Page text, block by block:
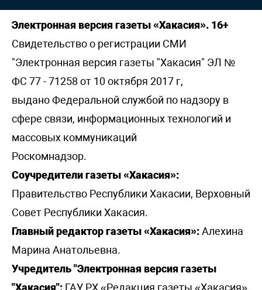
Электронная версия газеты «Хакасия». 16+
Свидетельство о регистрации СМИ
"Электронная версия газеты "Хакасия" ЭЛ №
ФС 77 - 71258 от 10 октября 2017 г,
выдано Федеральной службой по надзору в
сфере связи, информационных технологий и
массовых коммуникаций
Роскомнадзор.
Соучредители газеты «Хакасия»:
Правительство Республики Хакасии, Верховный
Совет Республики Хакасия.
Главный редактор газеты «Хакасия»:Алехина
Марина Анатольевна.
Учредитель "Электронная версия газеты
"Хакасия": ГАУ РХ «Редакция газеты «Хакасия».